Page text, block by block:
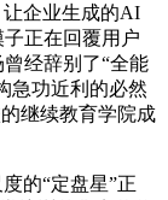
企业生成的AI
子正在回覆用户
经辞别了“全能
急功近利的必然
继续教育学院成
的“定盘星”正